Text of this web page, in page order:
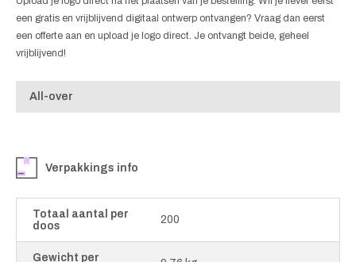
een gratis en vrijblijvend digitaal ontwerp ontvangen? Vraag dan eerst
een offerte aan en upload je logo direct. Je ontvangt beide, geheel
vrijblijvend!
All-over
Verpakkings info
Totaal aantal per
doos
200
Gewicht per